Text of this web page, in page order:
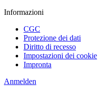
Informazioni
CGC
Protezione dei dati
Diritto di recesso
Impostazioni dei cookie
Impronta
Anmelden